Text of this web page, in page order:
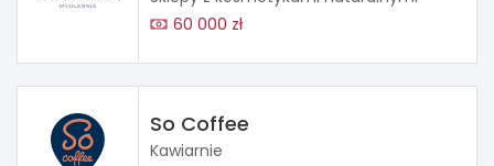
60 000 zł
So Coffee
Kawiarnie